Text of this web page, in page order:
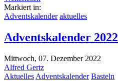
Markiert in:
Adventskalender aktuelles
Adventskalender 2022
Mittwoch, 07. Dezember 2022
Alfred Gertz
Aktuelles Adventskalender Basteln